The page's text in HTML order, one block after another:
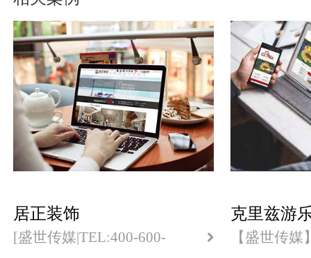
居正装饰
[盛世传媒|TEL:400-600-
克里兹游
【盛世传